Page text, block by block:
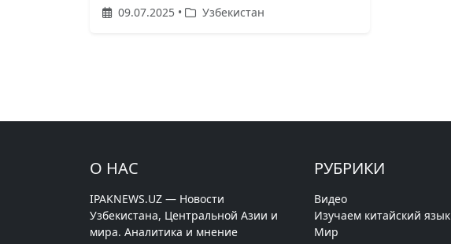
09.07.2025 • Узбекистан
О НАС
IPAKNEWS.UZ — Новости
Узбекистана, Центральной Азии и
мира. Аналитика и мнение
РУБРИКИ
Видео
Изучаем китайский язык
Мир